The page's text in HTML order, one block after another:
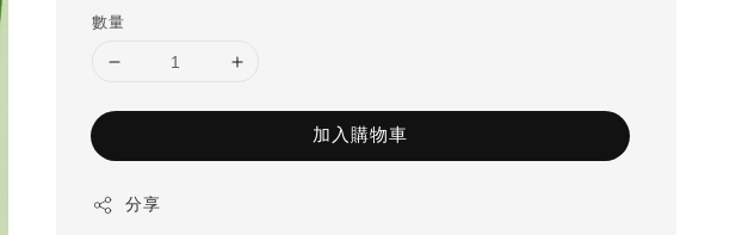
數量
加入購物車
分享